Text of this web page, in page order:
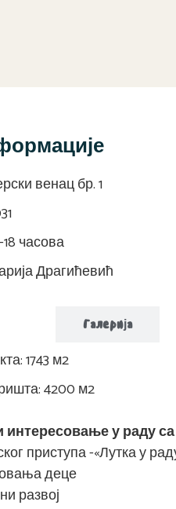
венац бр. 1
часова
Драгићевић
Галерија
1743 м2
4200 м2
интересовање у раду
приступа -«Лутка у
деце
развој